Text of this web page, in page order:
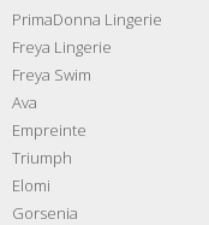
PrimaDonna Lingerie
Freya Lingerie
Freya Swim
Ava
Empreinte
Triumph
Elomi
Gorsenia